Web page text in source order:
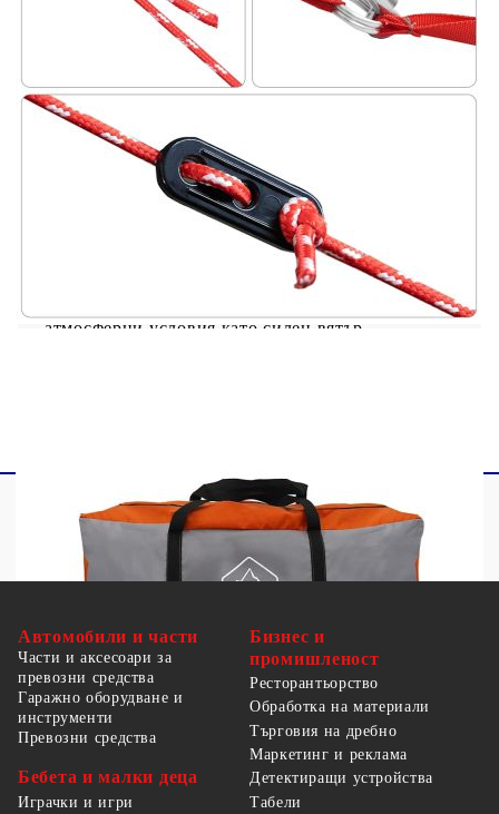
Брой прозорци: 2
С двоен достъп с цип
С разделени пердета за отделна стая
Необходим е монтаж
Доставката съдържа:
1 х Палатка
1 x Чанта за носене
Предупреждение Дръжте всички източници на
пламък и топлина далеч от плата на този
атмосферни условия като силен вятър,
Автомобили и части
Части и аксесоари за
превозни средства
Гаражно оборудване и
инструменти
Превозни средства
Бебета и малки деца
Играчки и игри
Бизнес и
промишленост
Ресторантьорство
Обработка на материали
Търговия на дребно
Маркетинг и реклама
Детектиращи устройства
Табели